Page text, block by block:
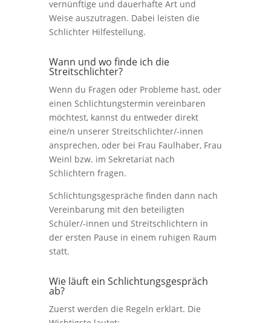
vernünftige und dauerhafte Art und
Weise auszutragen. Dabei leisten die
Schlichter Hilfestellung.
Wann und wo finde ich die
Streitschlichter?
Wenn du Fragen oder Probleme hast, oder
einen Schlichtungstermin vereinbaren
möchtest, kannst du entweder direkt
eine/n unserer Streitschlichter/-innen
ansprechen, oder bei Frau Faulhaber, Frau
Weinl bzw. im Sekretariat nach
Schlichtern fragen.
Schlichtungsgespräche finden dann nach
Vereinbarung mit den beteiligten
Schüler/-innen und Streitschlichtern in
der ersten Pause in einem ruhigen Raum
statt.
Wie läuft ein Schlichtungsgespräch
ab?
Zuerst werden die Regeln erklärt. Die